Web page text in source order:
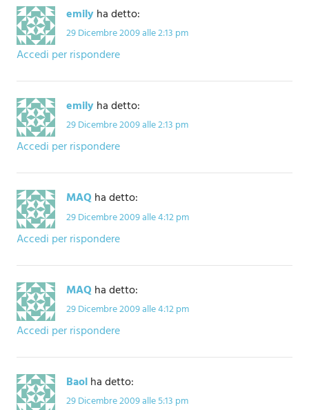
emilyha detto:
29 Dicembre 2009 alle 2:13 pm
Accedi per rispondere
emilyha detto:
29 Dicembre 2009 alle 2:13 pm
Accedi per rispondere
MAQha detto:
29 Dicembre 2009 alle 4:12 pm
Accedi per rispondere
MAQha detto:
29 Dicembre 2009 alle 4:12 pm
Accedi per rispondere
Baolha detto:
29 Dicembre 2009 alle 5:13 pm